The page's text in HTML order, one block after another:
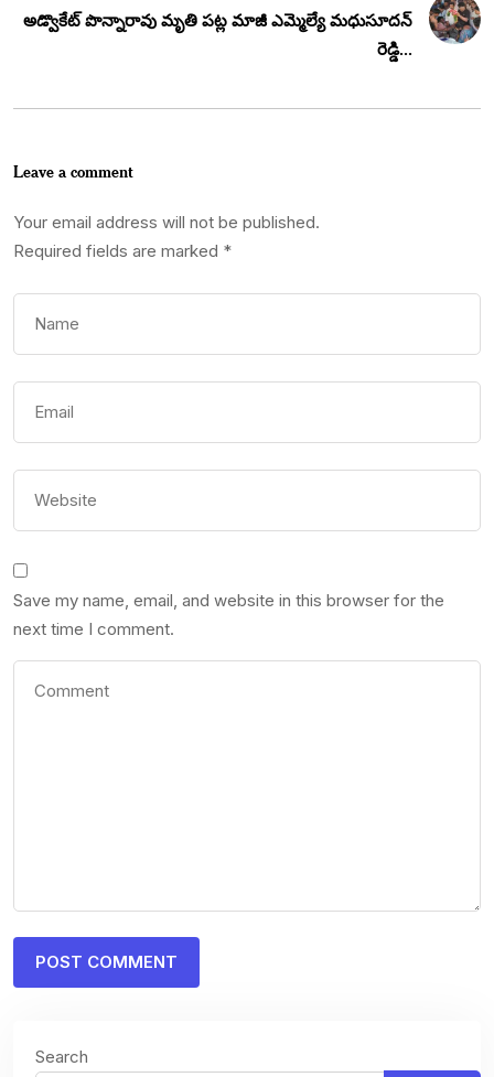
అడ్వొకేట్ పొన్నారావు మృతి పట్ల మాజీ ఎమ్మెల్యే మధుసూదన్
రెడ్డి...
Leave a comment
Your email address will not be published.
Required fields are marked *
Save my name, email, and website in this browser for the
next time I comment.
Search